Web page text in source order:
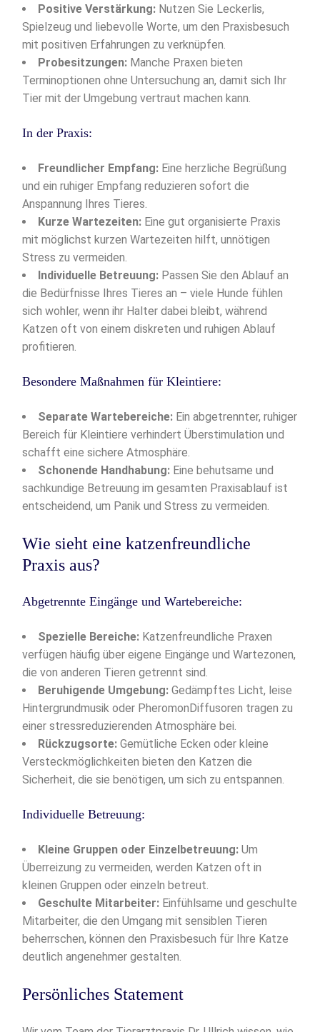
Positive Verstärkung: Nutzen Sie Leckerlis,
Spielzeug und liebevolle Worte, um den Praxisbesuch
mit positiven Erfahrungen zu verknüpfen.
Probesitzungen: Manche Praxen bieten
Terminoptionen ohne Untersuchung an, damit sich Ihr
Tier mit der Umgebung vertraut machen kann.
In der Praxis:
Freundlicher Empfang: Eine herzliche Begrüßung
und ein ruhiger Empfang reduzieren sofort die
Anspannung Ihres Tieres.
Kurze Wartezeiten: Eine gut organisierte Praxis
mit möglichst kurzen Wartezeiten hilft, unnötigen
Stress zu vermeiden.
Individuelle Betreuung: Passen Sie den Ablauf an
die Bedürfnisse Ihres Tieres an – viele Hunde fühlen
sich wohler, wenn ihr Halter dabei bleibt, während
Katzen oft von einem diskreten und ruhigen Ablauf
profitieren.
Besondere Maßnahmen für Kleintiere:
Separate Wartebereiche: Ein abgetrennter, ruhiger
Bereich für Kleintiere verhindert Überstimulation und
schafft eine sichere Atmosphäre.
Schonende Handhabung: Eine behutsame und
sachkundige Betreuung im gesamten Praxisablauf ist
entscheidend, um Panik und Stress zu vermeiden.
Wie sieht eine katzenfreundliche
Praxis aus?
Abgetrennte Eingänge und Wartebereiche:
Spezielle Bereiche: Katzenfreundliche Praxen
verfügen häufig über eigene Eingänge und Wartezonen,
die von anderen Tieren getrennt sind.
Beruhigende Umgebung: Gedämpftes Licht, leise
Hintergrundmusik oder PheromonDiffusoren tragen zu
einer stressreduzierenden Atmosphäre bei.
Rückzugsorte: Gemütliche Ecken oder kleine
Versteckmöglichkeiten bieten den Katzen die
Sicherheit, die sie benötigen, um sich zu entspannen.
Individuelle Betreuung:
Kleine Gruppen oder Einzelbetreuung: Um
Überreizung zu vermeiden, werden Katzen oft in
kleinen Gruppen oder einzeln betreut.
Geschulte Mitarbeiter: Einfühlsame und geschulte
Mitarbeiter, die den Umgang mit sensiblen Tieren
beherrschen, können den Praxisbesuch für Ihre Katze
deutlich angenehmer gestalten.
Persönliches Statement